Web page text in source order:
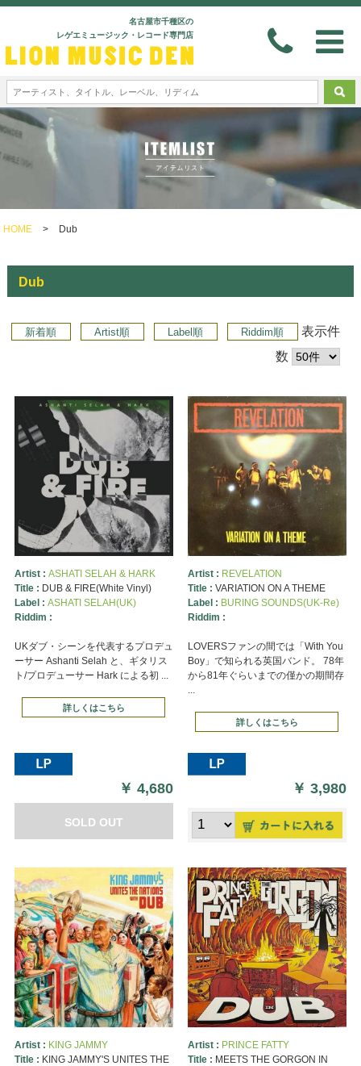
名古屋市千種区の
レゲエミュージック・レコード専門店
HOME > Dub
Dub
新着順 Artist順 Label順 Riddim順
表示件
数
Artist : ASHATI SELAH & HARK
Title : DUB & FIRE(White Vinyl)
Label : ASHATI SELAH(UK)
Riddim :
UKダブ・シーンを代表するプロデュ
ーサー Ashanti Selah と、ギタリス
ト/プロデューサー Hark による初 ...
詳しくはこちら
￥4,680
SOLD OUT
Artist : REVELATION
Title : VARIATION ON A THEME
Label : BURING SOUNDS(UK-Re)
Riddim :
LOVERSファンの間では「With You
Boy」で知られる英国バンド。 78年
から81年ぐらいまでの僅かの期間存
...
詳しくはこちら
￥3,980
Artist : KING JAMMY
Title : KING JAMMY'S UNITES THE
Artist : PRINCE FATTY
Title : MEETS THE GORGON IN